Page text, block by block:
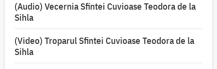
(Audio) Vecernia Sfintei Cuvioase Teodora de la
Sihla
(Video) Troparul Sfintei Cuvioase Teodora de la
Sihla